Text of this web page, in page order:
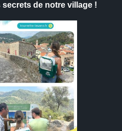
secrets de notre village !